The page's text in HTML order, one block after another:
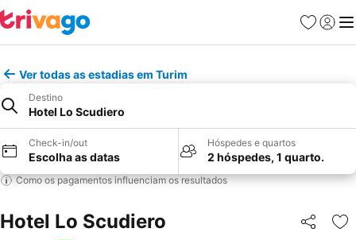
Favoritos
Iniciar
Ver todas as estadias em Turim
Destino
Hotel Lo Scudiero
Check-in/out
Escolha as datas
Hóspedes e quartos
2 hóspedes, 1 quarto.
Como os pagamentos influenciam os resultados
Hotel Lo Scudiero Partilhar